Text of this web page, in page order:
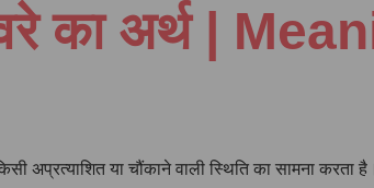
का अर्थ |
अप्रत्याशित या चौंकाने वाली स्थिति का सामना